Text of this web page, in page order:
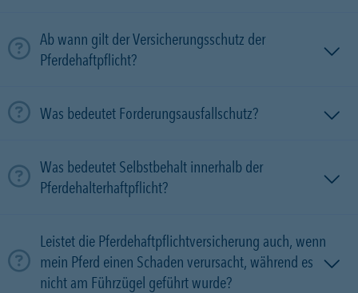
Ab wann gilt der Versicherungsschutz der
Pferdehaftpflicht?
Was bedeutet Forderungsausfallschutz?
Was bedeutet Selbstbehalt innerhalb der
Pferdehalterhaftpflicht?
Leistet die Pferdehaftpflichtversicherung auch, wenn
mein Pferd einen Schaden verursacht, während es
nicht am Führzügel geführt wurde?